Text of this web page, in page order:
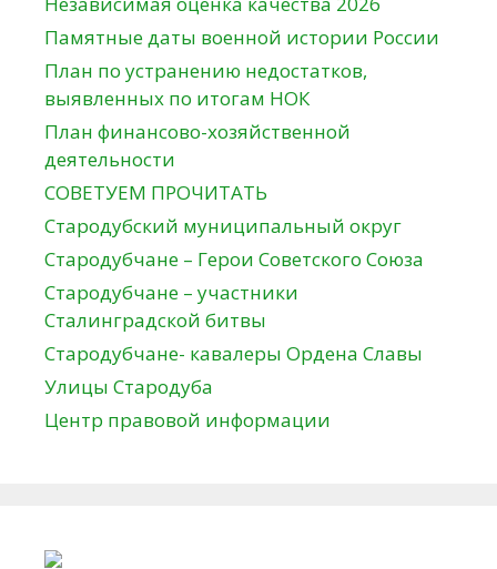
Памятные даты военной истории России
План по устранению недостатков,
выявленных по итогам НОК
План финансово-хозяйственной
деятельности
СОВЕТУЕМ ПРОЧИТАТЬ
Стародубский муниципальный округ
Стародубчане – Герои Советского Союза
Стародубчане – участники
Сталинградской битвы
Стародубчане- кавалеры Ордена Славы
Улицы Стародуба
Центр правовой информации